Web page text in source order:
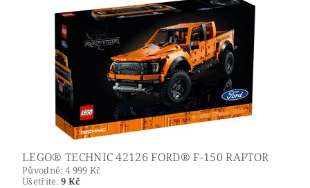
LEGO® TECHNIC 42126 FORD® F-150 RAPTOR
Původně: 4 999 Kč
Ušetříte:9 Kč